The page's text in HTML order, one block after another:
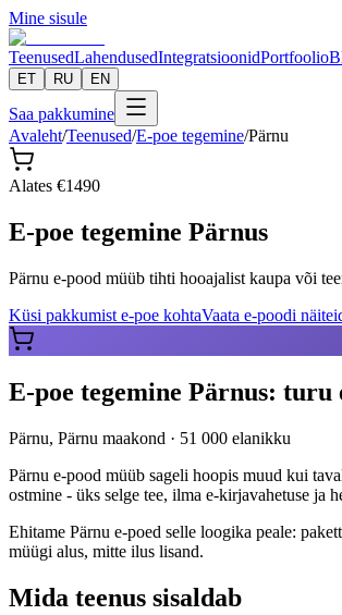
Mine sisule
TeenusedLahendusedIntegratsioonidPortfoolio
ET RU EN
Saa pakkumine
Avaleht/Teenused/E-poe tegemine/Pärnu
Alates €1490
E-poe tegemine Pärnus
Pärnu e-pood müüb tihti hooajalist kaupa või
Küsi pakkumist e-poe kohtaVaata e-poodi
E-poe tegemine Pärnus: turu
Pärnu, Pärnu maakond · 51 000 elanikku
Pärnu e-pood müüb sageli hoopis muud kui
ostmine - üks selge tee, ilma e-kirjavahetuse ja
Ehitame Pärnu e-poed selle loogika peale:
müügi alus, mitte ilus lisand.
Mida teenus sisaldab